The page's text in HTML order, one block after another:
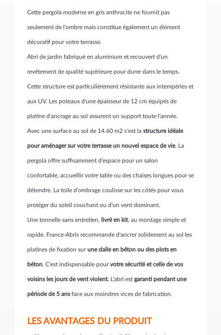
Cette pergola moderne en gris anthracite ne fournit pas
seulement de l'ombre mais constitue également un élément
décoratif pour votre terrasse.
Abri de jardin fabriqué en aluminium et recouvert d'un
revêtement de qualité supérieure pour durer dans le temps.
Cette structure est particulièrement résistante aux intempéries et
aux UV. Les poteaux d'une épaisseur de 12 cm équipés de
platine d'ancrage au sol assurent un support toute l'année.
Avec une surface au sol de 14.60 m2 c'est la structure idéale
pour aménager sur votre terrasse un nouvel espace de vie. La
pergola offre suffisamment d'espace pour un salon
confortable, accueillir votre table ou des chaises longues pour se
détendre. La toile d'ombrage coulisse sur les côtés pour vous
protéger du soleil couchant ou d'un vent dominant.
Une tonnelle sans entretien, livré en kit, au montage simple et
rapide. France-Abris recommande d'ancrer solidement au sol les
platines de fixation surune dalle en béton ou des plots en
béton. C'est indispensable pourvotre sécurité et celle de vos
voisins les jours de vent violent. L'abri est garanti pendant une
période de 5 ansface aux moindres vices de fabrication.
LES AVANTAGES DU PRODUIT